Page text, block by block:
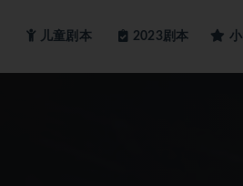
儿童剧本 2023剧本